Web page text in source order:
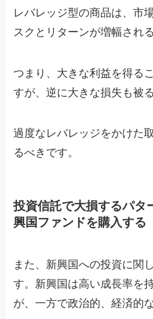
レバレッジ型の商品は、市
スクとリターンが増幅され
つまり、大きな利益を得る
すが、逆に大きな損失も被
過度なレバレッジをかけた
るべきです。
投資信託で大損するパ
興国ファンドを購入する
また、新興国への投資に関
す。新興国は高い成長率を
が、一方で政治的、経済的